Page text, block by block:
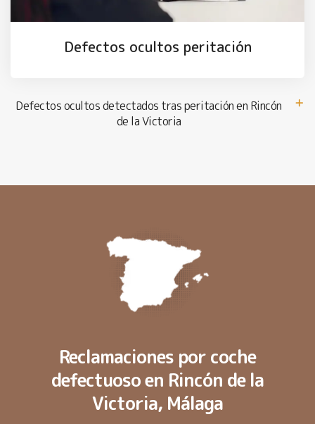
Defectos ocultos peritación
Defectos ocultos detectados tras peritación en Rincón
de la Victoria
Reclamaciones por coche
defectuoso en Rincón de la
Victoria, Málaga